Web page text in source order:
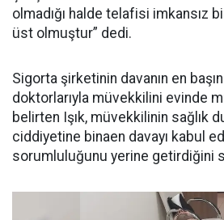
olmadığı halde telafisi imkansız
üst olmuştur” dedi.
Sigorta şirketinin davanın en
doktorlarıyla müvekkilini evinde
belirten Işık, müvekkilinin sağlık
ciddiyetine binaen davayı kabul
sorumluluğunu yerine getirdiğini